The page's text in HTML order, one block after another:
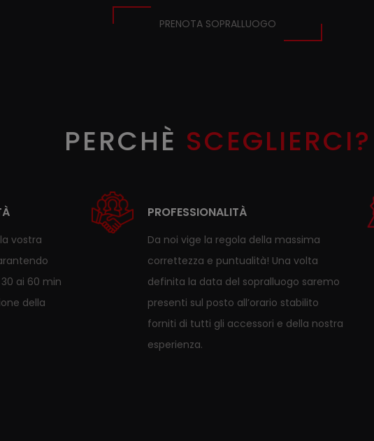
PRENOTA SOPRALLUOGO
PERCHÈ SCEGLIERCI?
vostra
ai 60 min
della
PROFESSIONALITÀ
Da noi vige la regola della massima
correttezza e puntualità! Una volta
definita la data del sopralluogo saremo
presenti sul posto all’orario stabilito
forniti di tutti gli accessori e della nostra
esperienza.